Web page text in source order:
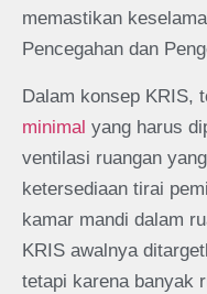
memastikan
Pencegahan dan
Dalam konsep KRIS,
minimal yang harus
ventilasi ruangan
ketersediaan tirai
kamar mandi dalam
KRIS awalnya
tetapi karena banyak